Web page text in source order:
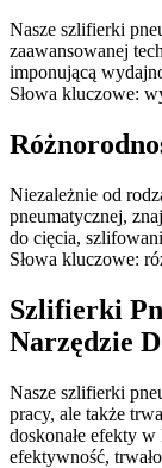
Nasze szlifierki
zaawansowanej
imponującą
Słowa kluczowe:
Niezależnie od
pneumatycznej,
do cięcia,
Słowa kluczowe:
Szlifierki
Narzędzie
Nasze szlifierki
pracy, ale także
doskonałe efekty
efektywność,